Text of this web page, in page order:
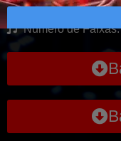
Numero de